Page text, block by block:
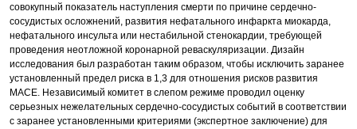
совокупный показатель наступления смерти по причине сердечно-
сосудистых осложнений, развития нефатального инфаркта миокарда,
нефатального инсульта или нестабильной стенокардии, требующей
проведения неотложной коронарной реваскуляризации. Дизайн
исследования был разработан таким образом, чтобы исключить заранее
установленный предел риска в 1,3 для отношения рисков развития
MACE. Независимый комитет в слепом режиме проводил оценку
серьезных нежелательных сердечно-сосудистых событий в соответствии
с заранее установленными критериями (экспертное заключение) для